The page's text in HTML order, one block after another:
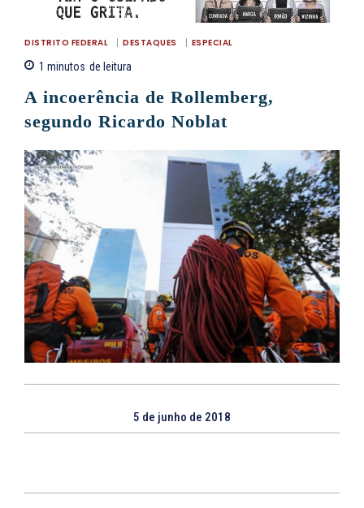
DISTRITO FEDERAL DESTAQUES ESPECIAL
1 minutos de leitura
A incoerência de Rollemberg,
segundo Ricardo Noblat
5 de junho de 2018